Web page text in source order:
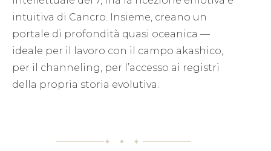
intuitiva di Cancro. Insieme, creano un
portale di profondità quasi oceanica —
ideale per il lavoro con il campo akashico,
per il channeling, per l’accesso ai registri
della propria storia evolutiva.
✦ ✦ ✦